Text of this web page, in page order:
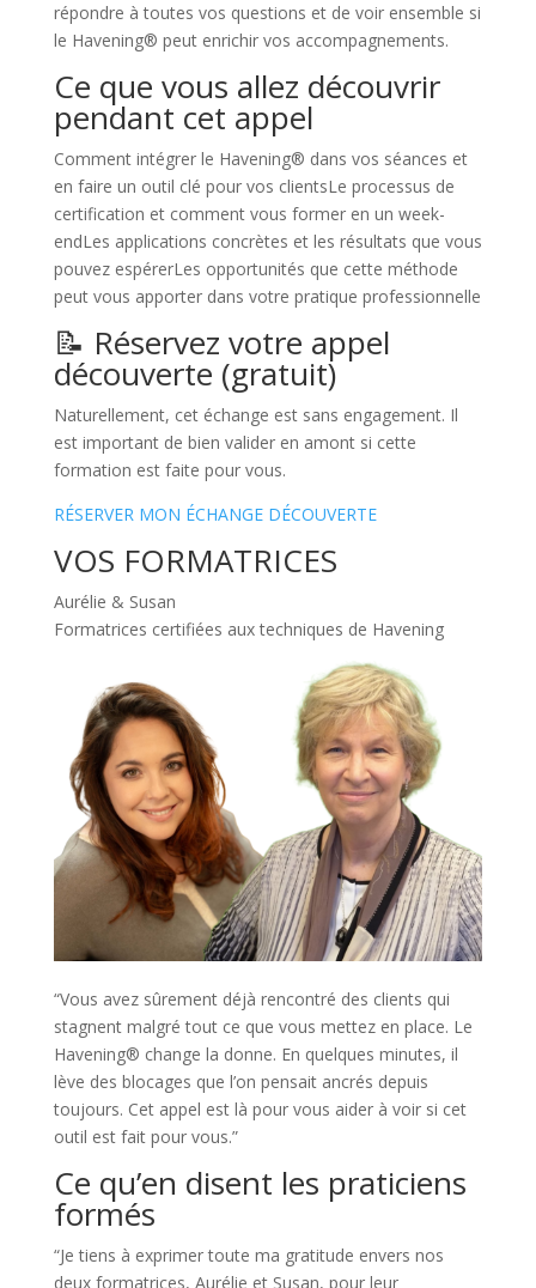
répondre à toutes vos questions et de voir ensemble si
le Havening® peut enrichir vos accompagnements.
Ce que vous allez découvrir
pendant cet appel
Comment intégrer le Havening® dans vos séances et
en faire un outil clé pour vos clientsLe processus de
certification et comment vous former en un week-
endLes applications concrètes et les résultats que vous
pouvez espérerLes opportunités que cette méthode
peut vous apporter dans votre pratique professionnelle
📝 Réservez votre appel
découverte (gratuit)
Naturellement, cet échange est sans engagement. Il
est important de bien valider en amont si cette
formation est faite pour vous.
RÉSERVER MON ÉCHANGE DÉCOUVERTE
VOS FORMATRICES
Aurélie & Susan
Formatrices certifiées aux techniques de Havening
“Vous avez sûrement déjà rencontré des clients qui
stagnent malgré tout ce que vous mettez en place. Le
Havening® change la donne. En quelques minutes, il
lève des blocages que l’on pensait ancrés depuis
toujours. Cet appel est là pour vous aider à voir si cet
outil est fait pour vous.”
Ce qu’en disent les praticiens
formés
“Je tiens à exprimer toute ma gratitude envers nos
deux formatrices, Aurélie et Susan, pour leur